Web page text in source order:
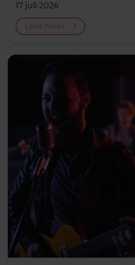
17 juli 2026
Lees meer